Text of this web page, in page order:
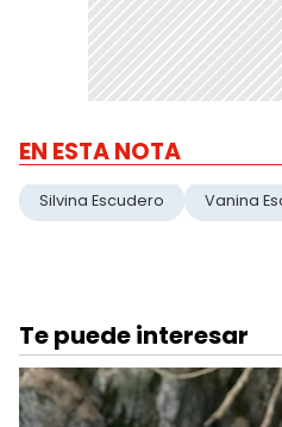
EN ESTA NOTA
Silvina Escudero Vanina